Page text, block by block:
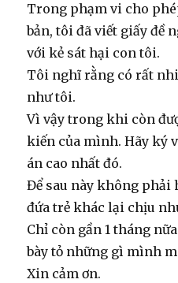
Trong phạm vi cho
bản, tôi đã viết giấy đề
với kẻ sát hại con tôi.
Tôi nghĩ rằng có rất
như tôi.
Vì vậy trong khi còn
kiến của mình. Hãy ký
án cao nhất đó.
Để sau này không
đứa trẻ khác lại chịu như
Chỉ còn gần 1 tháng
bày tỏ những gì mình
Xin cảm ơn.